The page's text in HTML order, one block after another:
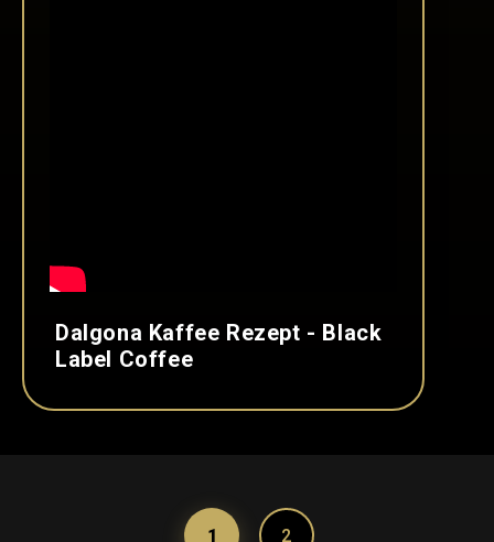
Dalgona Kaffee Rezept - Black
Label Coffee
1 2